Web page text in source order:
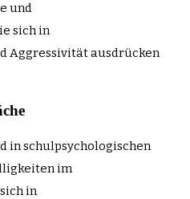
und
sich in
Aggressivität ausdrücken
in schulpsychologischen
im
in